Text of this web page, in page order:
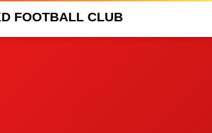
FOOTBALL CLUB